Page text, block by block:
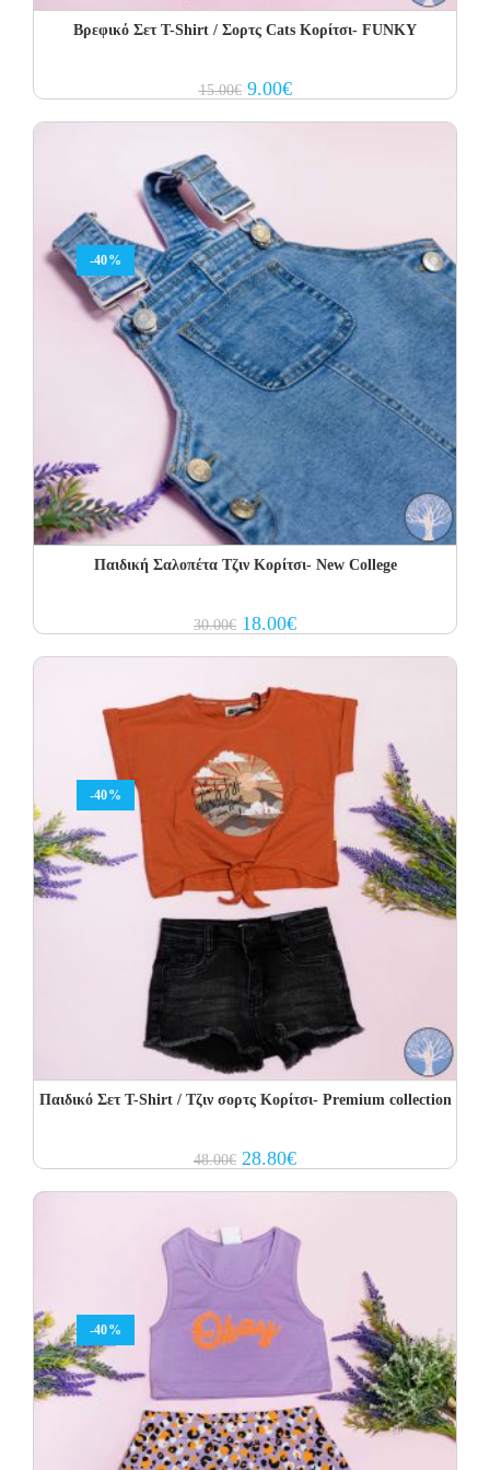
Βρεφικό Σετ Τ-Shirt / Σορτς Cats Κορίτσι- FUNKY
15.00€ Original
price
9.00€Current
price
-40%
Παιδική Σαλοπέτα Τζιν Κορίτσι- New College
30.00€ Original
price
18.00€Current
price
-40%
Παιδικό Σετ T-Shirt / Τζιν σορτς Κορίτσι- Premium collection
48.00€ Original
price
28.80€Current
price
-40%